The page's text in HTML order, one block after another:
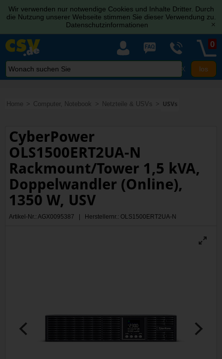
Wir verwenden nur notwendige Cookies und Inhalte Dritter. Durch
die Nutzung unserer Webseite stimmen Sie dieser Verwendung zu.
Datenschutzinformationen
[x]
X
0
Home Computer, Notebook Netzteile & USVs USVs
CyberPower
OLS1500ERT2UA-N
Rackmount/Tower 1,5 kVA,
Doppelwandler (Online),
1350 W, USV
Artikel-Nr.: AGX0095387 | Herstellernr.: OLS1500ERT2UA-N